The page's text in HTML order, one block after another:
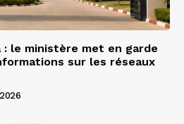
: le ministère met en garde
sur les réseaux